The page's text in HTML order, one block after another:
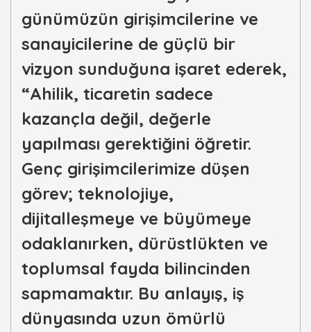
günümüzün girişimcilerine ve
sanayicilerine de güçlü bir
vizyon sunduğuna işaret ederek,
“Ahilik, ticaretin sadece
kazançla değil, değerle
yapılması gerektiğini öğretir.
Genç girişimcilerimize düşen
görev; teknolojiye,
dijitalleşmeye ve büyümeye
odaklanırken, dürüstlükten ve
toplumsal fayda bilincinden
sapmamaktır. Bu anlayış, iş
dünyasında uzun ömürlü